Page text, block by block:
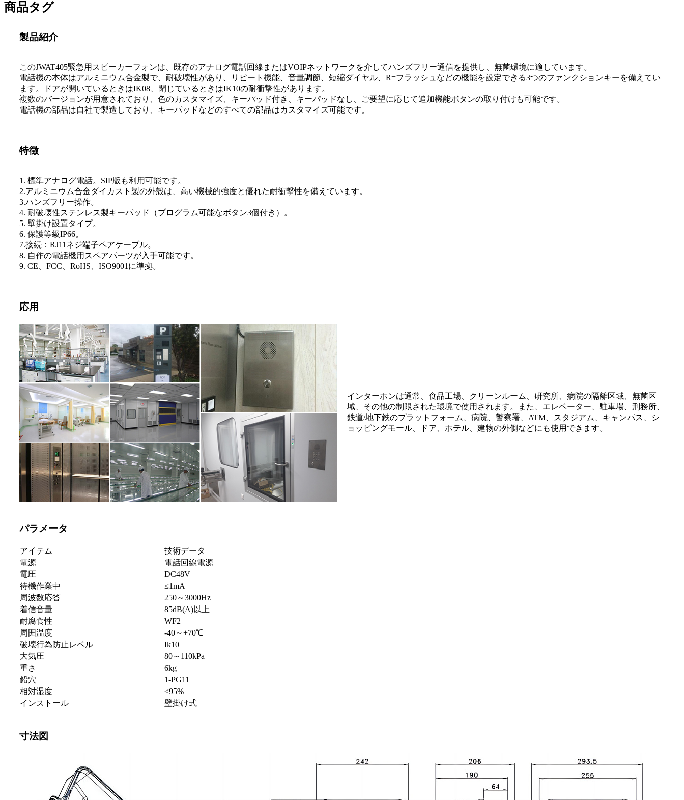
商品タグ
製品紹介
このJWAT405緊急用スピーカーフォンは、既存のアナログ電話回線またはVOIPネットワークを介してハンズフリー通信を提供し、無菌環境に適しています。
電話機の本体はアルミニウム合金製で、耐破壊性があり、リピート機能、音量調節、短縮ダイヤル、R=フラッシュなどの機能を設定できる3つのファンクションキーを備えてい
ます。ドアが開いているときはIK08、閉じているときはIK10の耐衝撃性があります。
複数のバージョンが用意されており、色のカスタマイズ、キーパッド付き、キーパッドなし、ご要望に応じて追加機能ボタンの取り付けも可能です。
電話機の部品は自社で製造しており、キーパッドなどのすべての部品はカスタマイズ可能です。
特徴
1. 標準アナログ電話。SIP版も利用可能です。
2.アルミニウム合金ダイカスト製の外殻は、高い機械的強度と優れた耐衝撃性を備えています。
3.ハンズフリー操作。
4. 耐破壊性ステンレス製キーパッド（プログラム可能なボタン3個付き）。
5. 壁掛け設置タイプ。
6. 保護等級IP66。
7.接続：RJ11ネジ端子ペアケーブル。
8. 自作の電話機用スペアパーツが入手可能です。
9. CE、FCC、RoHS、ISO9001に準拠。
応用
インターホンは通常、食品工場、クリーンルーム、研究所、病院の隔離区域、無菌区
域、その他の制限された環境で使用されます。また、エレベーター、駐車場、刑務所、
鉄道/地下鉄のプラットフォーム、病院、警察署、ATM、スタジアム、キャンパス、シ
ョッピングモール、ドア、ホテル、建物の外側などにも使用できます。
パラメータ
アイテム
技術データ
電源
電話回線電源
電圧
DC48V
待機作業中
≤1mA
周波数応答
250～3000Hz
着信音量
85dB(A)以上
耐腐食性
WF2
周囲温度
-40～+70℃
破壊行為防止レベル
Ik10
大気圧
80～110kPa
重さ
6kg
鉛穴
1-PG11
相対湿度
≤95%
インストール
壁掛け式
寸法図